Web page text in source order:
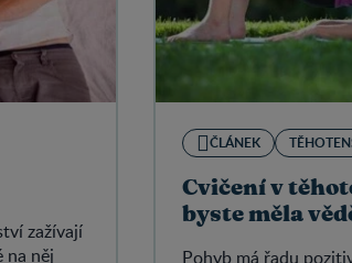
zažívají
na něj
ČLÁNEK
Cvičení v
byste měla
Pohyb má řadu